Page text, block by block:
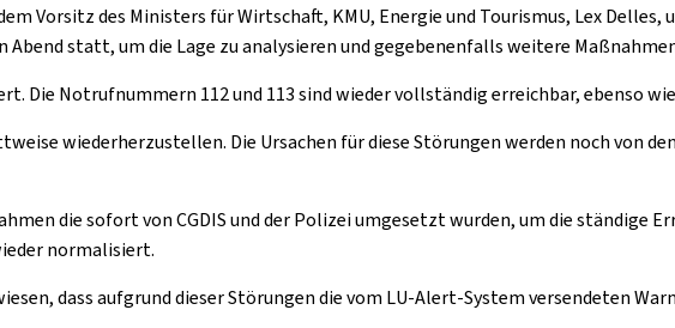
Vorsitz des Ministers für Wirtschaft, KMU, Energie und Tourismus, Lex
statt, um die Lage zu analysieren und gegebenenfalls weitere
Die Notrufnummern 112 und 113 sind wieder vollständig erreichbar, ebenso
wiederherzustellen. Die Ursachen für diese Störungen werden noch von
die sofort von CGDIS und der Polizei umgesetzt wurden, um die ständige
normalisiert.
dass aufgrund dieser Störungen die vom LU-Alert-System versendeten